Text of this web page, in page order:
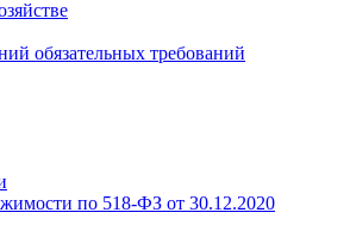
обязательных требований
по 518-ФЗ от 30.12.2020